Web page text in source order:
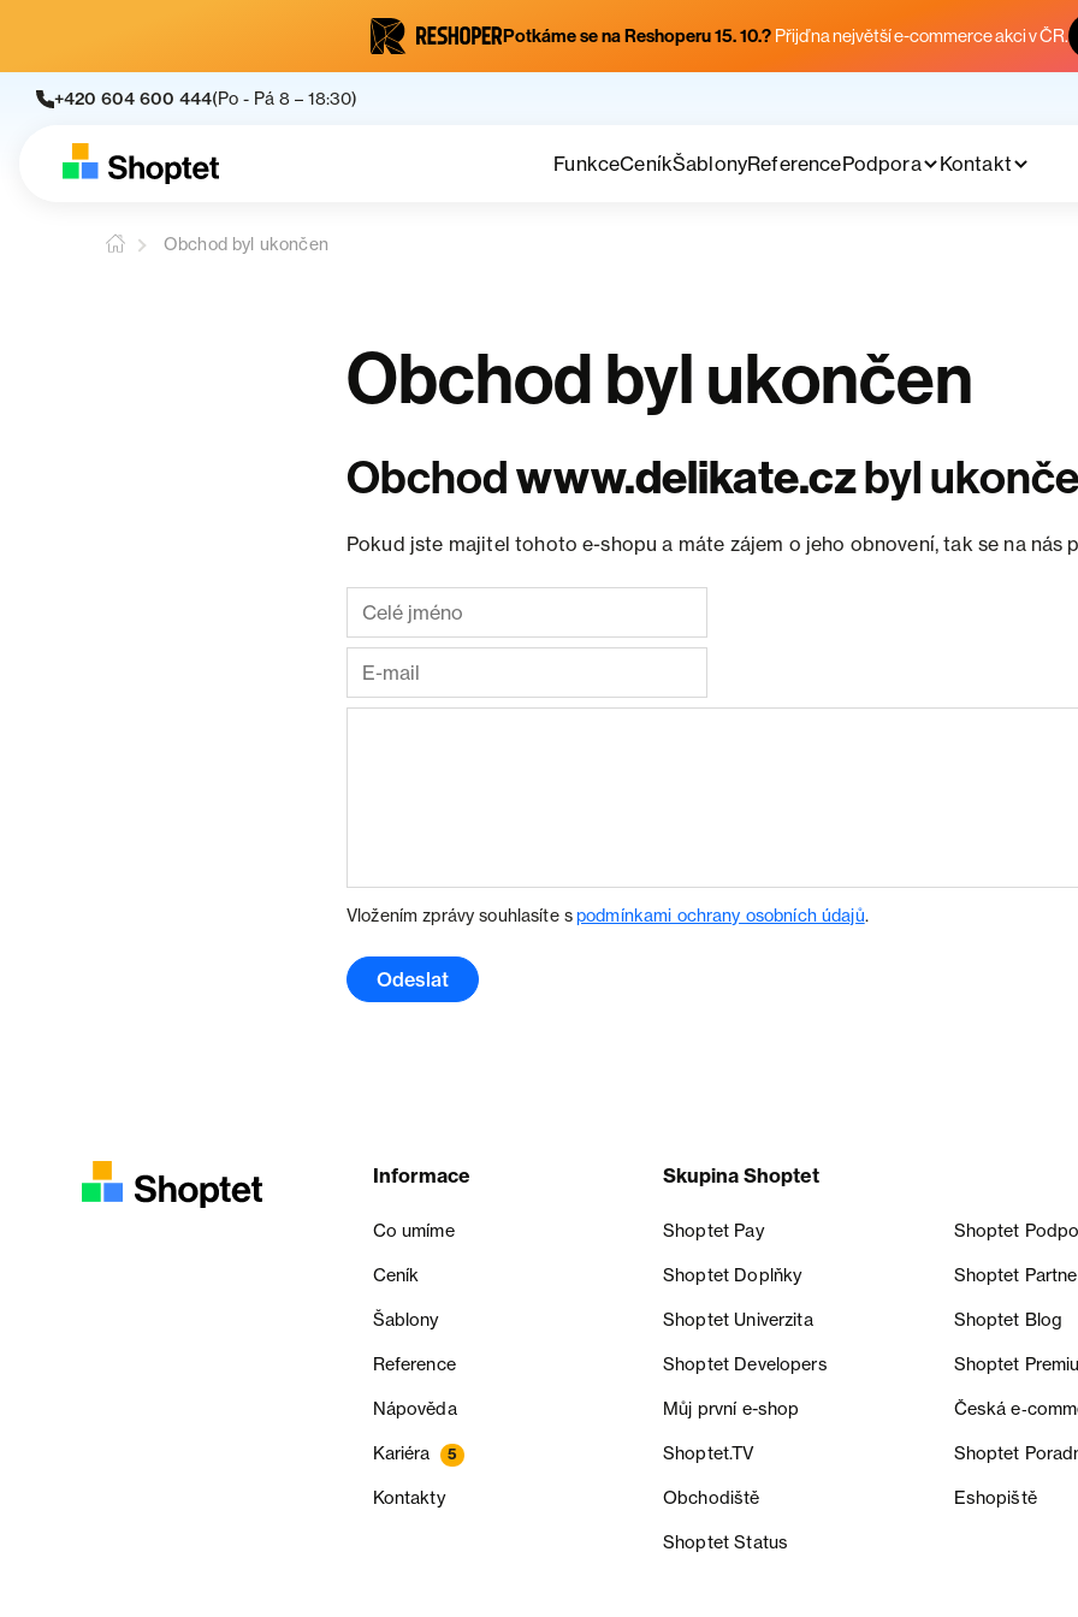
Potkáme se na Reshoperu 15. 10.? Přijď na největší e-commerce akci v ČR.
+420 604 600 444(Po - Pá 8 – 18:30)
FunkceCeníkŠablonyReferencePodpora Kontakt
Obchod byl ukončen
Obchod byl ukončen
Obchodwww.delikate.czbyl
Pokud jste majitel tohoto e-shopu a máte zájem o jeho obnovení, tak se na nás
Vložením zprávy souhlasíte spodmínkami ochrany osobních údajů.
Odeslat
Informace
Co umíme
Ceník
Šablony
Reference
Nápověda
Kariéra 5
Kontakty
Skupina Shoptet
Shoptet Pay Shoptet
Shoptet Doplňky Shoptet
Shoptet Univerzita Shoptet Blog
Shoptet Developers Shoptet
Můj první e-shop Česká
Shoptet.TV Shoptet
Obchodiště Eshopiště
Shoptet Status